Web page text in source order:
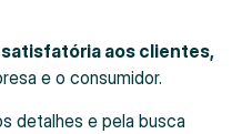
aos clientes,
e o consumidor.
detalhes e pela busca